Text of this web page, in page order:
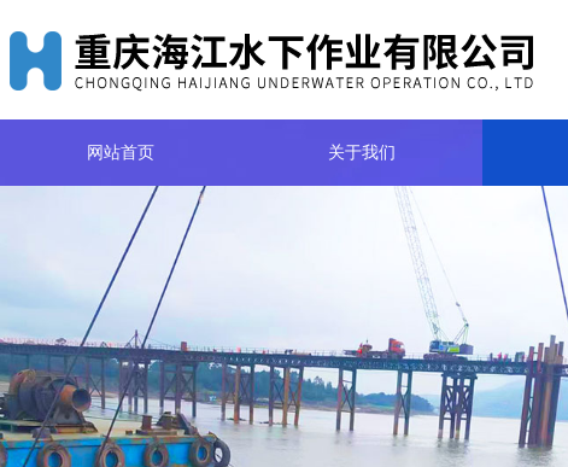
网站首页 关于我们